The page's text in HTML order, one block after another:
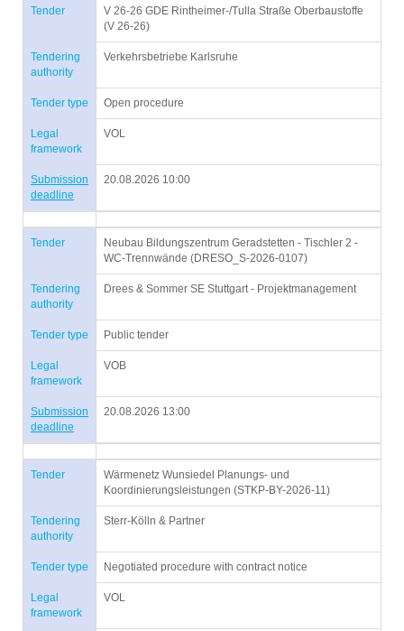
Tender
V 26-26 GDE Rintheimer-/Tulla Straße Oberbaustoffe
(V 26-26)
Tendering
authority
Verkehrsbetriebe Karlsruhe
Tender type Open procedure
Legal
framework
VOL
Submission
deadline
20.08.2026 10:00
Tender
Neubau Bildungszentrum Geradstetten - Tischler 2 -
WC-Trennwände (DRESO_S-2026-0107)
Tendering
authority
Drees & Sommer SE Stuttgart - Projektmanagement
Tender type Public tender
Legal
framework
VOB
Submission
deadline
20.08.2026 13:00
Tender
Wärmenetz Wunsiedel Planungs- und
Koordinierungsleistungen (STKP-BY-2026-11)
Tendering
authority
Sterr-Kölln & Partner
Tender type Negotiated procedure with contract notice
Legal
framework
VOL